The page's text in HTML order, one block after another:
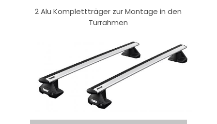
2 Alu Komplettträger zur Montage in den
Türrahmen